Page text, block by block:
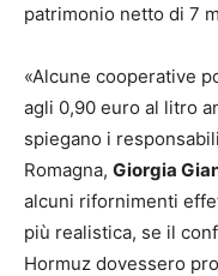
patrimonio netto di 7
«Alcune cooperative
agli 0,90 euro al litro
spiegano i
Romagna, Giorgia
alcuni rifornimenti
più realistica, se il
Hormuz dovessero